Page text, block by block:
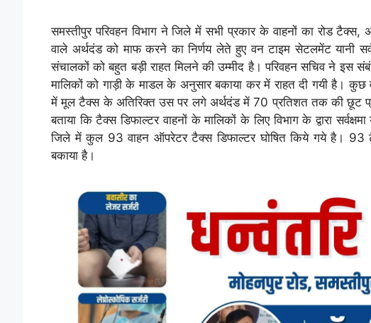
समस्तीपुर परिवहन विभाग ने जिले में सभी प्रकार के वाहनों का रोड
वाले अर्थदंड को माफ करने का निर्णय लेते हुए वन टाइम सेटलमेंट यानी
संचालकों को बहुत बड़ी राहत मिलने की उम्मीद है। परिवहन सचिव ने इस
मालिकों को गाड़ी के माडल के अनुसार बकाया कर में राहत दी गयी है।
में मूल टैक्स के अतिरिक्त उस पर लगे अर्थदंड में 70 प्रतिशत तक की छूट
बताया कि टैक्स डिफाल्टर वाहनों के मालिकों के लिए विभाग के द्वारा
जिले में कुल 93 वाहन ऑपरेटर टैक्स डिफाल्टर घोषित किये गये है। 93
बकाया है।